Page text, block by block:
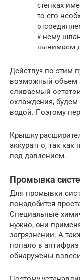
стенках
то его
к нему
вынимаем
Действуя по этим
возможный объем
сливаемый
охлаждения,
водой. Поэтому
Крышку
аккуратно, так как
под давлением.
Промывка
Для промывки
понадобится
Специальные
нужно, они
загрязнении. А
попало в
обнаружены